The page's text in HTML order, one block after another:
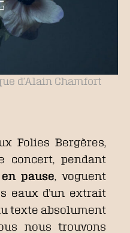
d’Alain Chamfort
Folies Bergères,
concert, pendant
pause , voguent
eaux d’un extrait
au texte absolument
nous trouvons